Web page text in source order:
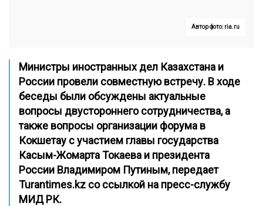
Автор фото: ria.ru
Министры иностранных дел Казахстана и
России провели совместную встречу. В ходе
беседы были обсуждены актуальные
вопросы двустороннего сотрудничества, а
также вопросы организации форума в
Кокшетау с участием главы государства
Касым-Жомарта Токаева и президента
России Владимиром Путиным, передает
Turantimes.kz со ссылкой на пресс-службу
МИД РК.